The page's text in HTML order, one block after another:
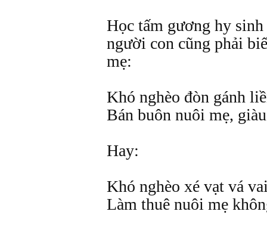
Học tấm gương hy
người con cũng phải
mẹ:
Khó nghèo đòn gánh
Bán buôn nuôi mẹ,
Hay:
Khó nghèo xé vạt vá
Làm thuê nuôi mẹ